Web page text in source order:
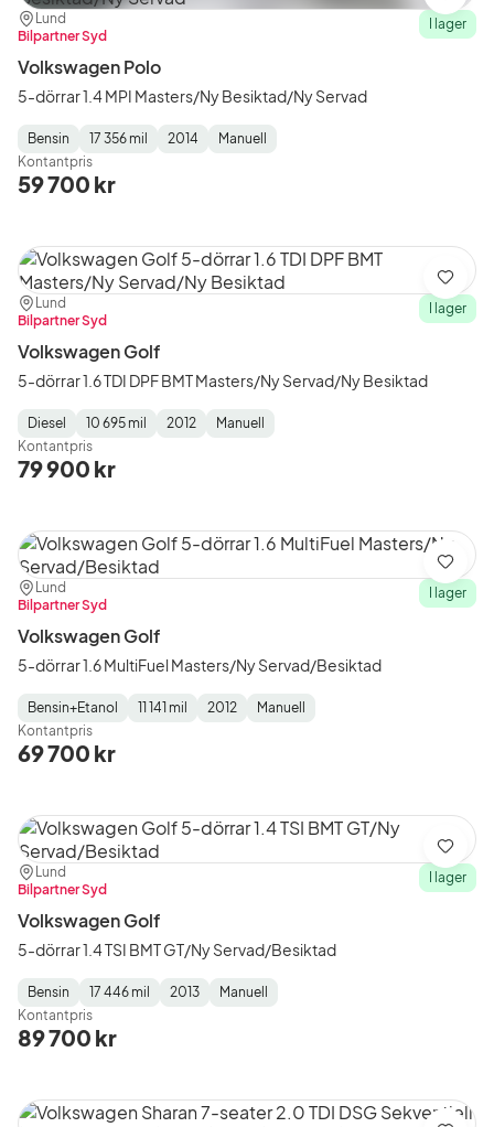
Plats:
Lund
Återförsäljare:
Bilpartner Syd
I lager
Volkswagen Polo
5-dörrar 1.4 MPI Masters/Ny Besiktad/Ny Servad
Fuel
Type:
Bensin
Mätarställning:
17 356 mil
Model
Year:
2014
Gearbox
Type:
Manuell
Kontantpris
59 700 kr
Plats:
Lund
Återförsäljare:
Bilpartner Syd
I lager
Volkswagen Golf
5-dörrar 1.6 TDI DPF BMT Masters/Ny Servad/Ny Besiktad
Fuel
Type:
Diesel
Mätarställning:
10 695 mil
Model
Year:
2012
Gearbox
Type:
Manuell
Kontantpris
79 900 kr
Spara
Plats:
Lund
Återförsäljare:
Bilpartner Syd
I lager
Volkswagen Golf
5-dörrar 1.6 MultiFuel Masters/Ny Servad/Besiktad
Fuel
Type:
Bensin+Etanol
Mätarställning 11 141 mil
Model
Year:
2012
Gearbox
Type:
Manuell
Kontantpris
69 700 kr
Spara
Plats:
Lund
Återförsäljare:
Bilpartner Syd
I lager
Volkswagen Golf
5-dörrar 1.4 TSI BMT GT/Ny Servad/Besiktad
Fuel
Type:
Bensin
Mätarställning:
17 446 mil
Model
Year:
2013
Gearbox
Type:
Manuell
Kontantpris
89 700 kr
Spara